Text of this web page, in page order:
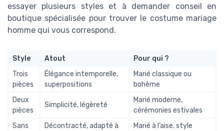
essayer plusieurs styles et à demander conseil en
boutique spécialisée pour trouver le costume mariage
homme qui vous correspond.
Style Atout
Pour qui ?
Trois
pièces
Élégance intemporelle,
superpositions
Marié classique ou
bohème
Deux
pièces
Simplicité, légèreté
Marié moderne,
cérémonies estivales
Sans
Décontracté, adapté à
Marié à l’aise, style